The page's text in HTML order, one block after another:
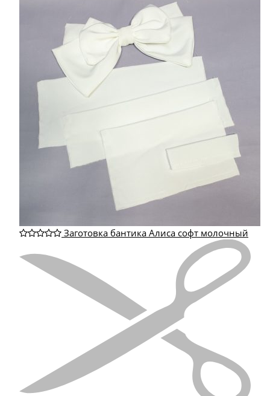
Заготовка бантика Алиса софт молочный